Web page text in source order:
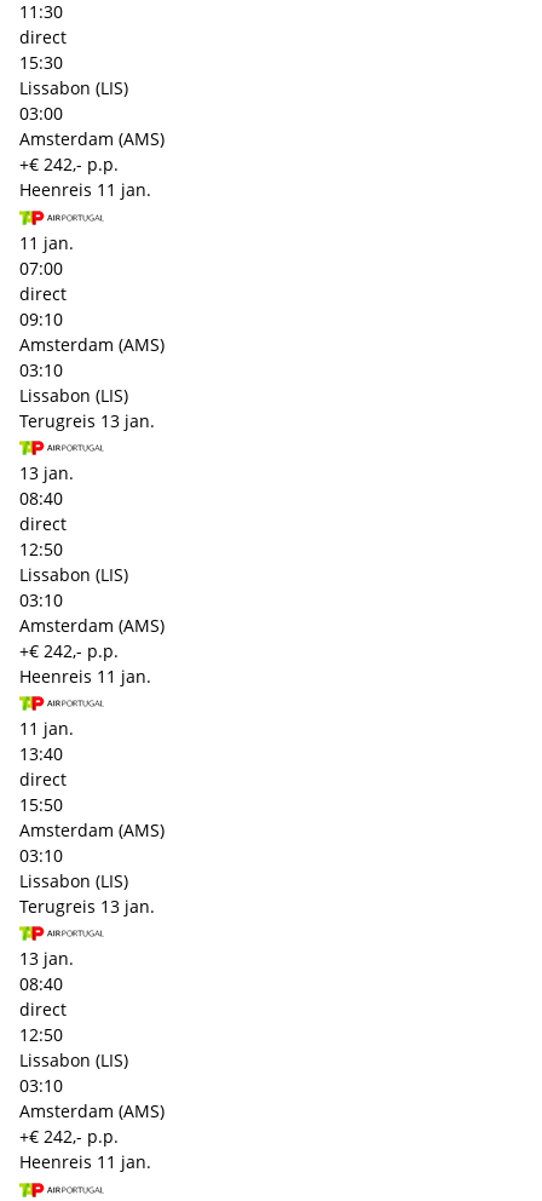
11:30
direct
15:30
Lissabon (LIS)
03:00
Amsterdam (AMS)
+€ 242,- p.p.
Heenreis 11 jan.
11 jan.
07:00
direct
09:10
Amsterdam (AMS)
03:10
Lissabon (LIS)
Terugreis 13 jan.
13 jan.
08:40
direct
12:50
Lissabon (LIS)
03:10
Amsterdam (AMS)
+€ 242,- p.p.
Heenreis 11 jan.
11 jan.
13:40
direct
15:50
Amsterdam (AMS)
03:10
Lissabon (LIS)
Terugreis 13 jan.
13 jan.
08:40
direct
12:50
Lissabon (LIS)
03:10
Amsterdam (AMS)
+€ 242,- p.p.
Heenreis 11 jan.